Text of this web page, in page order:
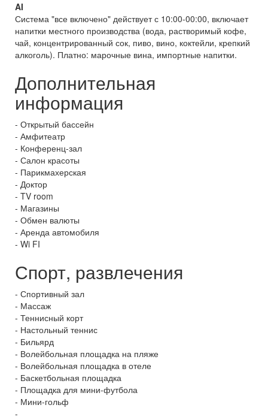
AI
Система "все включено" действует с 10:00-00:00, включает
напитки местного производства (вода, растворимый кофе,
чай, концентрированный сок, пиво, вино, коктейли, крепкий
алкоголь). Платно: марочные вина, импортные напитки.
Дополнительная
информация
- Открытый бассейн
- Амфитеатр
- Конференц-зал
- Салон красоты
- Парикмахерская
- Доктор
- TV room
- Магазины
- Обмен валюты
- Аренда автомобиля
- Wi FI
Спорт, развлечения
- Спортивный зал
- Массаж
- Теннисный корт
- Настольный теннис
- Бильярд
- Волейбольная площадка на пляже
- Волейбольная площадка в отеле
- Баскетбольная площадка
- Площадка для мини-футбола
- Мини-гольф
-